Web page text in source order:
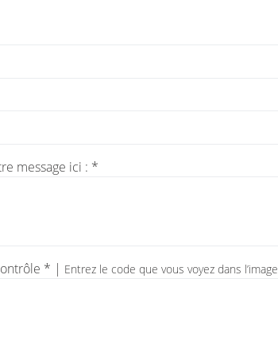
message ici : *
* | Entrez le code que vous voyez dans l’image